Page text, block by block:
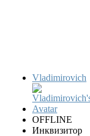
Vladimirovich
OFFLINE
Инквизитор